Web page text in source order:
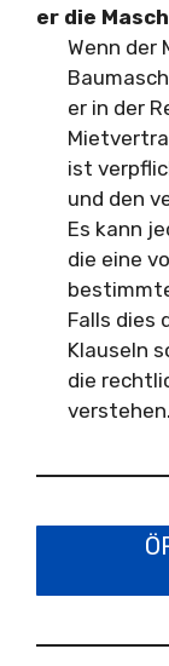
er die
Wenn der
er in der
ist
und den
Es kann
die eine
Falls dies
Klauseln
die
verstehen.